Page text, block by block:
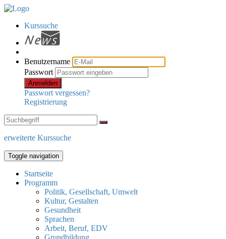
Kurssuche
Benutzername
Passwort
Anmelden
Passwort vergessen?
Registrierung
erweiterte Kurssuche
Toggle navigation
Startseite
Programm
Politik, Gesellschaft, Umwelt
Kultur, Gestalten
Gesundheit
Sprachen
Arbeit, Beruf, EDV
Grundbildung